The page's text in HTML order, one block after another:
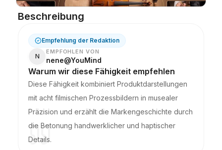
Beschreibung
Empfehlung der Redaktion
N
EMPFOHLEN VON
nene@YouMind
Warum wir diese Fähigkeit empfehlen
Diese Fähigkeit kombiniert Produktdarstellungen
mit acht filmischen Prozessbildern in musealer
Präzision und erzählt die Markengeschichte durch
die Betonung handwerklicher und haptischer
Details.